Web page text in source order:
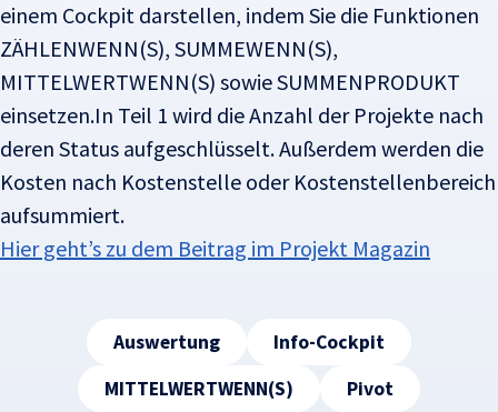
einem Cockpit darstellen, indem Sie die Funktionen
ZÄHLENWENN(S), SUMMEWENN(S),
MITTELWERTWENN(S) sowie SUMMENPRODUKT
einsetzen.In Teil 1 wird die Anzahl der Projekte nach
deren Status aufgeschlüsselt. Außerdem werden die
Kosten nach Kostenstelle oder Kostenstellenbereich
aufsummiert.
Hier geht’s zu dem Beitrag im Projekt Magazin
Auswertung
Info-Cockpit
MITTELWERTWENN(S)
Pivot